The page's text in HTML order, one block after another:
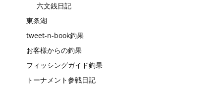
六文銭日記
東条湖
tweet-n-book釣果
お客様からの釣果
フィッシングガイド釣果
トーナメント参戦日記